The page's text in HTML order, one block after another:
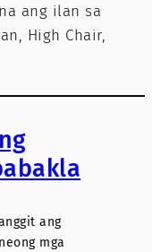
ang ilan sa
High Chair,
ang
mga